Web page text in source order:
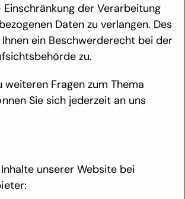
der Verarbeitung
Daten zu verlangen. Des
ein Beschwerderecht bei der
zu.
weiteren Fragen zum Thema
Sie sich jederzeit an uns
unserer Website bei